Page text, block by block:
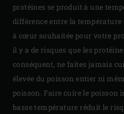
protéines se produit à une
différence entre la température
à cœur souhaitée pour votre
il y a de risques que les
conséquent, ne faites jamais
élevée du poisson entier ni
poisson. Faire cuire le poisson
basse température réduit le